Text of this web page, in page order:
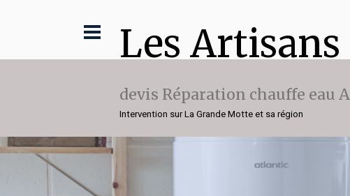
Les Artisans
devis Réparation chauffe eau
Intervention sur La Grande Motte et sa région